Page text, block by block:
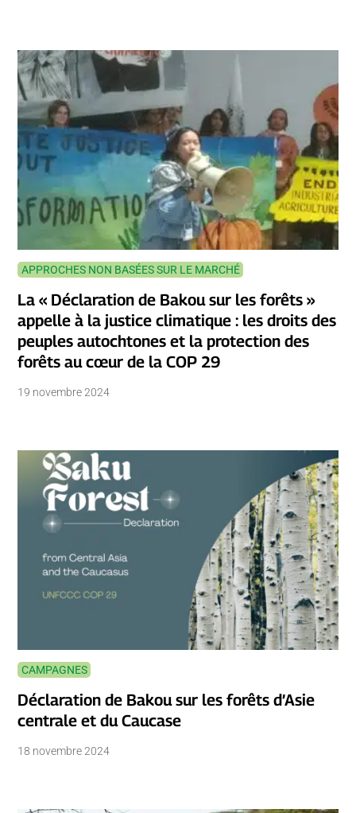
APPROCHES NON BASÉES SUR LE MARCHÉ
La « Déclaration de Bakou sur les forêts »
appelle à la justice climatique : les droits des
peuples autochtones et la protection des
forêts au cœur de la COP 29
19 novembre 2024
CAMPAGNES
Déclaration de Bakou sur les forêts d’Asie
centrale et du Caucase
18 novembre 2024